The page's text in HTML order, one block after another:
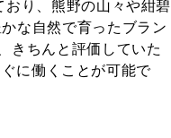
り、熊野の山々や紺碧
な自然で育ったブラン
きちんと評価していた
に働くことが可能で